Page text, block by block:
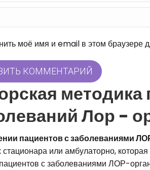
моё имя и email в этом браузере
КОММЕНТАРИЙ
Лор -
пациентов с заболеваниями
стационара или амбулаторно,
с заболеваниями ЛОР-